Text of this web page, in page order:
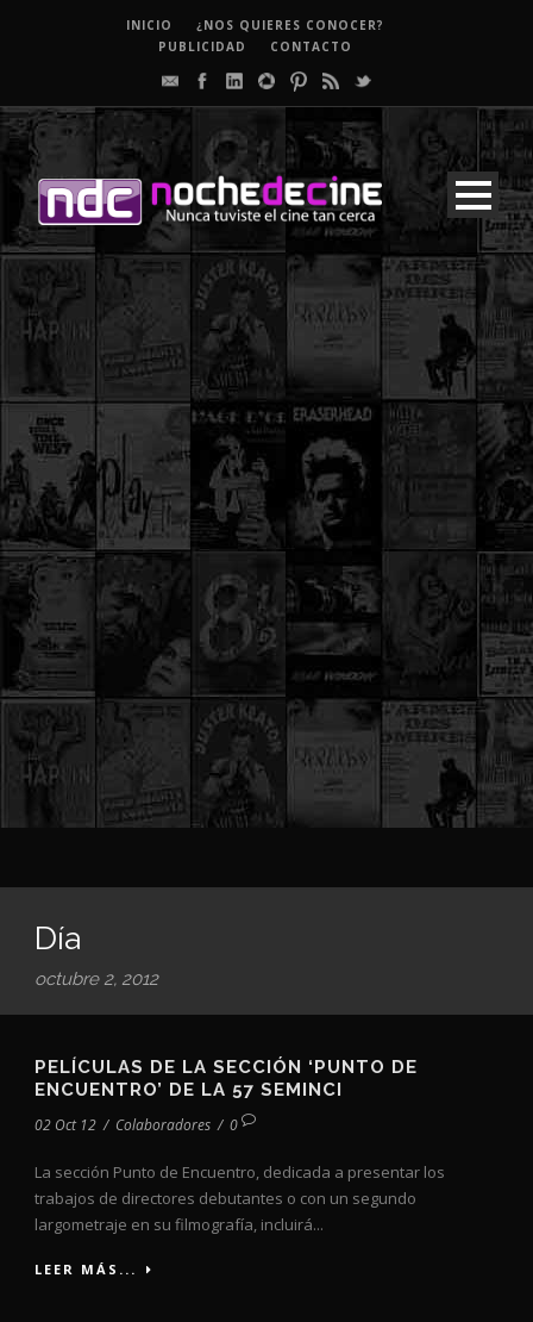
INICIO
¿NOS QUIERES CONOCER?
PUBLICIDAD
CONTACTO
Día
octubre 2, 2012
PELÍCULAS DE LA SECCIÓN ‘PUNTO DE
ENCUENTRO’ DE LA 57 SEMINCI
02 Oct 12 / Colaboradores / 0
La sección Punto de Encuentro, dedicada a presentar los
trabajos de directores debutantes o con un segundo
largometraje en su filmografía, incluirá...
LEER MÁS...